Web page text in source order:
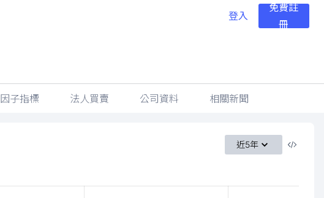
登入
免費註
冊
因子指標 法人買賣 公司資料 相關新聞
近5年